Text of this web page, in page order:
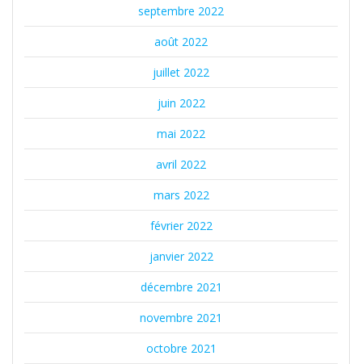
septembre 2022
août 2022
juillet 2022
juin 2022
mai 2022
avril 2022
mars 2022
février 2022
janvier 2022
décembre 2021
novembre 2021
octobre 2021